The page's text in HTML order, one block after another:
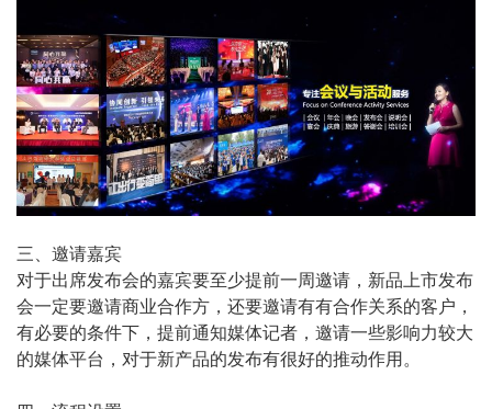
三、邀请嘉宾
对于出席发布会的嘉宾要至少提前一周邀请，新品上市发布
会一定要邀请商业合作方，还要邀请有有合作关系的客户，
有必要的条件下，提前通知媒体记者，邀请一些影响力较大
的媒体平台，对于新产品的发布有很好的推动作用。